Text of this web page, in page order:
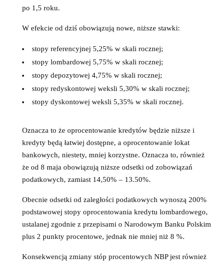
po 1,5 roku.
W efekcie od dziś obowiązują nowe, niższe stawki:
stopy referencyjnej 5,25% w skali rocznej;
stopy lombardowej 5,75% w skali rocznej;
stopy depozytowej 4,75% w skali rocznej;
stopy redyskontowej weksli 5,30% w skali rocznej;
stopy dyskontowej weksli 5,35% w skali rocznej.
Oznacza to że oprocentowanie kredytów będzie niższe i
kredyty będą łatwiej dostępne, a oprocentowanie lokat
bankowych, niestety, mniej korzystne. Oznacza to, również
że od 8 maja obowiązują niższe odsetki od zobowiązań
podatkowych, zamiast 14,50% – 13.50%.
Obecnie odsetki od zaległości podatkowych wynoszą 200%
podstawowej stopy oprocentowania kredytu lombardowego,
ustalanej zgodnie z przepisami o Narodowym Banku Polskim
plus 2 punkty procentowe, jednak nie mniej niż 8 %.
Konsekwencją zmiany stóp procentowych NBP jest również